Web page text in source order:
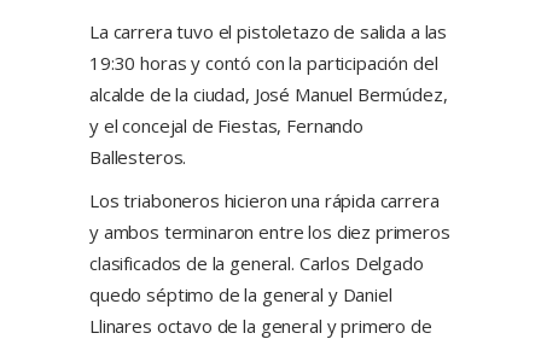
La carrera tuvo el pistoletazo de salida a las
19:30 horas y contó con la participación del
alcalde de la ciudad, José Manuel Bermúdez,
y el concejal de Fiestas, Fernando
Ballesteros.
Los triaboneros hicieron una rápida carrera
y ambos terminaron entre los diez primeros
clasificados de la general. Carlos Delgado
quedo séptimo de la general y Daniel
Llinares octavo de la general y primero de